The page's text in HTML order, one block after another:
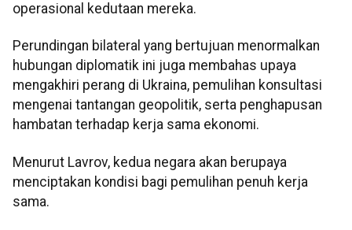
operasional kedutaan mereka.
Perundingan bilateral yang bertujuan menormalkan
hubungan diplomatik ini juga membahas upaya
mengakhiri perang di Ukraina, pemulihan konsultasi
mengenai tantangan geopolitik, serta penghapusan
hambatan terhadap kerja sama ekonomi.
Menurut Lavrov, kedua negara akan berupaya
menciptakan kondisi bagi pemulihan penuh kerja
sama.